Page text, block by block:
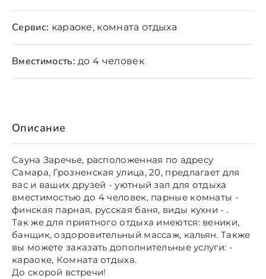
Описание
Сауна Заречье, расположенная по адресу
Самара, Грозненская улица, 20, предлагает для
вас и ваших друзей - уютный зал для отдыха
вместимостью до 4 человек, парные комнаты -
финская парная, русская баня, виды кухни - .
Так же для приятного отдыха имеются: веники,
банщик, оздоровительный массаж, кальян. Также
вы можете заказать дополнительные услуги: -
караоке, Комната отдыха.
До скорой встречи!
Сервис: караоке, комната отдыха
Вместимость: до 4 человек